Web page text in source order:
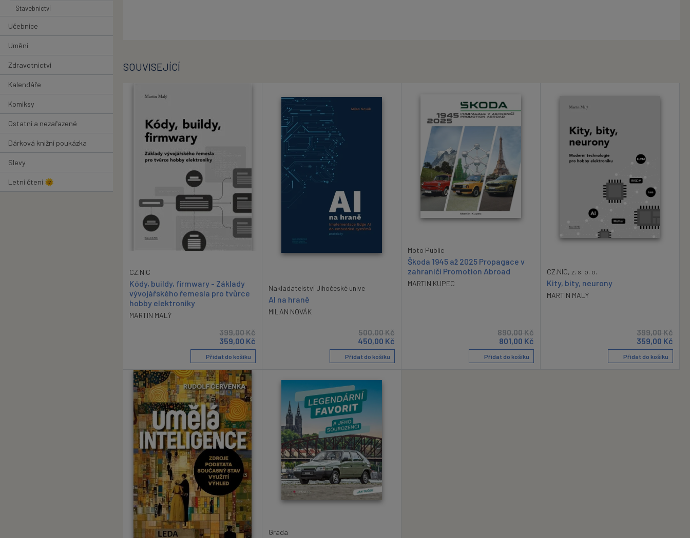
Stavebnictví
Učebnice
Umění
Zdravotnictví
Kalendáře
Komiksy
Ostatní a nezařazené
Dárková knižní poukázka
Slevy
Letní čtení 🌞
SOUVISEJÍCÍ
CZ.NIC
Kódy, buildy, firmwary - Základy
vývojářského řemesla pro tvůrce
hobby elektroniky
MARTIN MALÝ
399,00Kč
359,00 Kč
Přidat do košíku
Nakladatelství Jihočeské unive
AI na hraně
MILAN NOVÁK
500,00Kč
450,00 Kč
Přidat do košíku
Moto Public
Škoda 1945 až 2025 Propagace v
zahraničí Promotion Abroad
MARTIN KUPEC
890,00Kč
801,00 Kč
Přidat do košíku
CZ.NIC, z. s. p. o.
Kity, bity, neurony
MARTIN MALÝ
399,00Kč
359,00 Kč
Přidat do košíku
Grada